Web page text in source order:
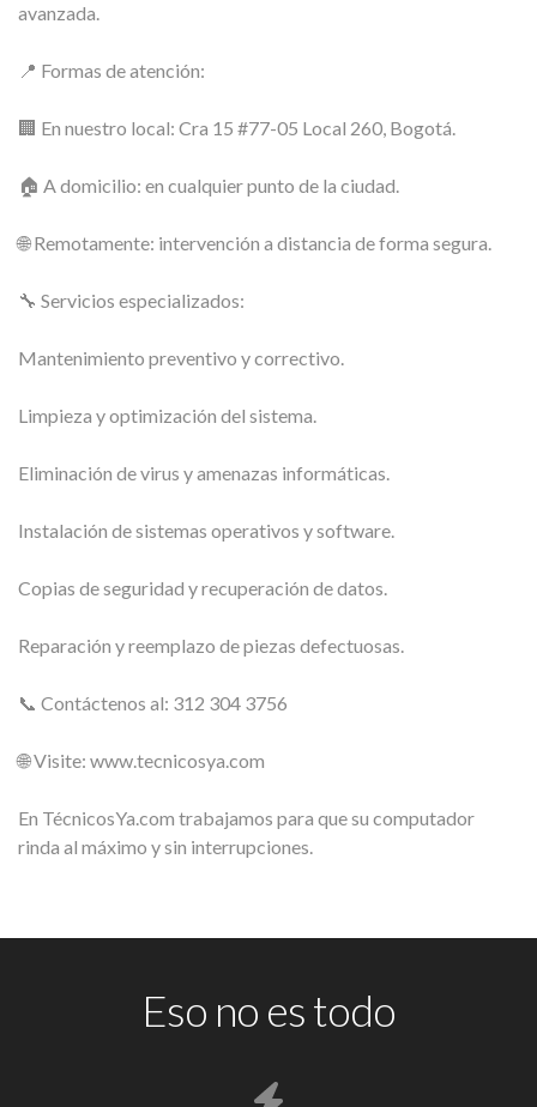
avanzada.
📍 Formas de atención:
🏢 En nuestro local: Cra 15 #77-05 Local 260, Bogotá.
🏠 A domicilio: en cualquier punto de la ciudad.
🌐 Remotamente: intervención a distancia de forma segura.
🔧 Servicios especializados:
Mantenimiento preventivo y correctivo.
Limpieza y optimización del sistema.
Eliminación de virus y amenazas informáticas.
Instalación de sistemas operativos y software.
Copias de seguridad y recuperación de datos.
Reparación y reemplazo de piezas defectuosas.
📞 Contáctenos al: 312 304 3756
🌐 Visite: www.tecnicosya.com
En TécnicosYa.com trabajamos para que su computador
rinda al máximo y sin interrupciones.
Eso no es todo